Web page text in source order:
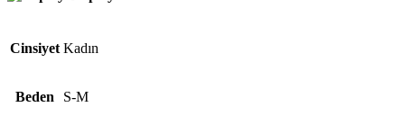
Cinsiyet Kadın
Beden S-M